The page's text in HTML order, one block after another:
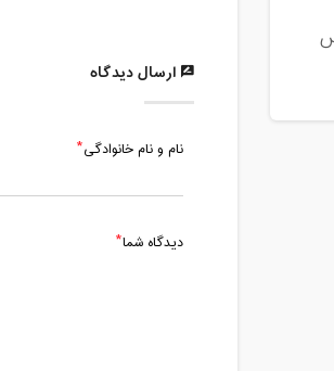
ارسال دیدگاه
نام و نام خانوادگی
دیدگاه شما